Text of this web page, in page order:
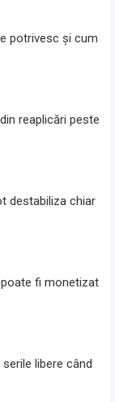
potrivesc și cum
reaplicări peste
destabiliza chiar
fi monetizat
libere când